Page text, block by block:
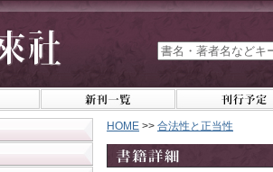
HOME >> 合法性と正当性